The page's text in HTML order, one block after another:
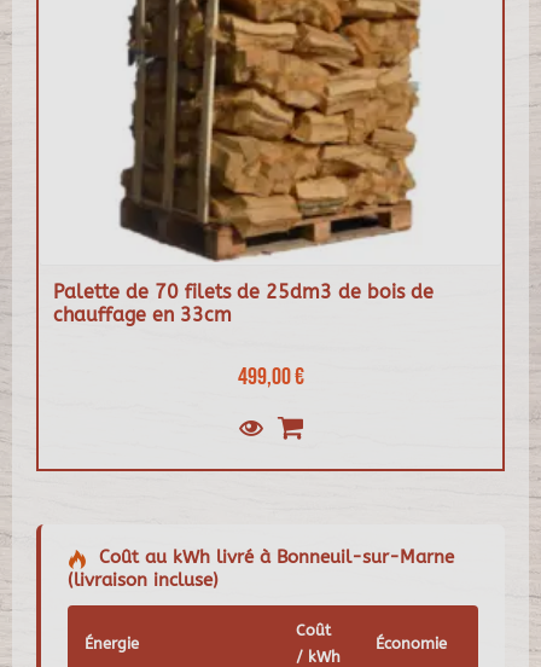
Palette de 70 filets de 25dm3 de bois de
chauffage en 33cm
499,00 €
Coût au kWh livré à Bonneuil-sur-Marne
(livraison incluse)
Énergie
Coût
/ kWh
Économie